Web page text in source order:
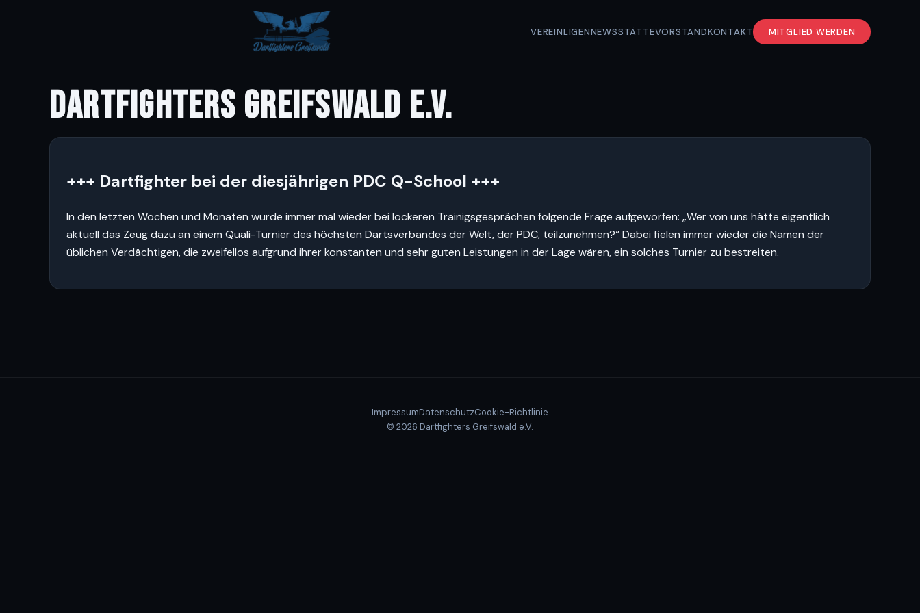
VEREINLIGENNEWSSTÄTTEVORSTANDKONTAKT MITGLIED WERDEN
DARTFIGHTERS GREIFSWALD E.V.
+++ Dartfighter bei der diesjährigen PDC Q-School +++
In den letzten Wochen und Monaten wurde immer mal wieder bei lockeren Trainigsgesprächen folgende Frage aufgeworfen: „Wer von uns hätte eigentlich
aktuell das Zeug dazu an einem Quali-Turnier des höchsten Dartsverbandes der Welt, der PDC, teilzunehmen?“ Dabei fielen immer wieder die Namen der
üblichen Verdächtigen, die zweifellos aufgrund ihrer konstanten und sehr guten Leistungen in der Lage wären, ein solches Turnier zu bestreiten.
ImpressumDatenschutzCookie-Richtlinie
© 2026 Dartfighters Greifswald e.V.